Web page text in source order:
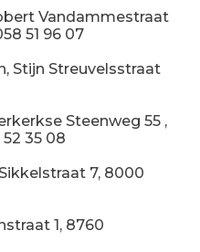
Vandammestraat
51 96 07
Stijn Streuvelsstraat
Steenweg 55 ,
35 08
7, 8000
1, 8760